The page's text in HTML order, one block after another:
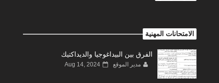
الامتحانات المهنية
الفرق بين البيداغوجيا والديداكتيك
مدير الموقع Aug 14, 2024